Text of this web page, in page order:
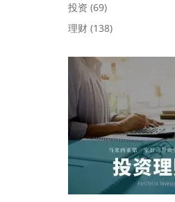
投资 (69)
理财 (138)